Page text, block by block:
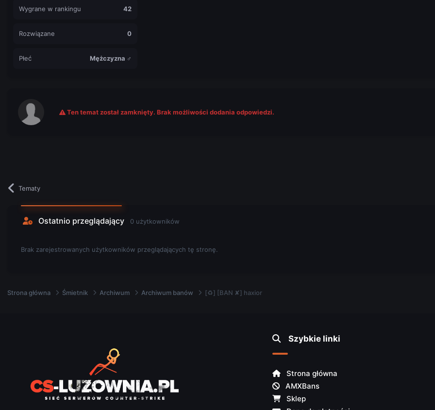
Wygrane w rankingu 42
Rozwiązane 0
Płeć Mężczyzna ♂
Ten temat został zamknięty. Brak możliwości dodania odpowiedzi.
Tematy
Ostatnio przeglądający 0 użytkowników
Brak zarejestrowanych użytkowników przeglądających tę stronę.
Strona główna Śmietnik Archiwum Archiwum banów [♻] [BAN ✘] haxior
Szybkie linki
Strona główna
AMXBans
Sklep